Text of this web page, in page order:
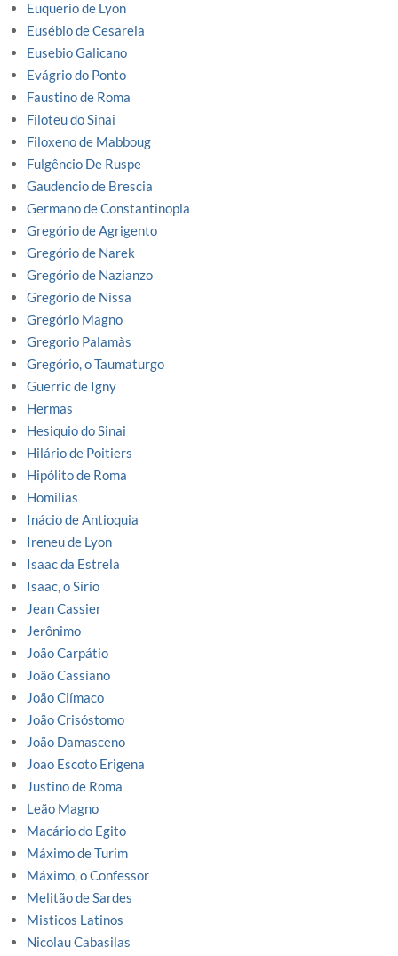
Euquerio de Lyon
Eusébio de Cesareia
Eusebio Galicano
Evágrio do Ponto
Faustino de Roma
Filoteu do Sinai
Filoxeno de Mabboug
Fulgêncio De Ruspe
Gaudencio de Brescia
Germano de Constantinopla
Gregório de Agrigento
Gregório de Narek
Gregório de Nazianzo
Gregório de Nissa
Gregório Magno
Gregorio Palamàs
Gregório, o Taumaturgo
Guerric de Igny
Hermas
Hesiquio do Sinai
Hilário de Poitiers
Hipólito de Roma
Homilias
Inácio de Antioquia
Ireneu de Lyon
Isaac da Estrela
Isaac, o Sírio
Jean Cassier
Jerônimo
João Carpátio
João Cassiano
João Clímaco
João Crisóstomo
João Damasceno
Joao Escoto Erigena
Justino de Roma
Leão Magno
Macário do Egito
Máximo de Turim
Máximo, o Confessor
Melitão de Sardes
Misticos Latinos
Nicolau Cabasilas